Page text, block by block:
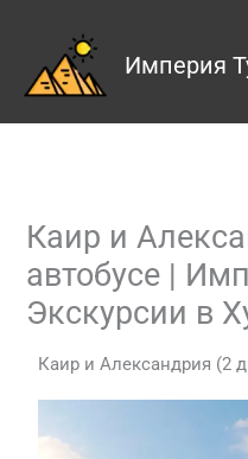
content
Империя
Каир и
автобусе |
Экскурсии в
Каир и Александрия (2